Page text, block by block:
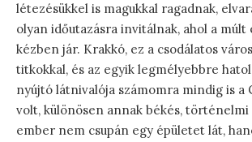
létezésükkel is magukkal ragadnak,
olyan időutazásra invitálnak, ahol a múlt
kézben jár. Krakkó, ez a csodálatos
titkokkal, és az egyik legmélyebbre
nyújtó látnivalója számomra mindig is a
volt, különösen annak békés, történelmi
ember nem csupán egy épületet lát,